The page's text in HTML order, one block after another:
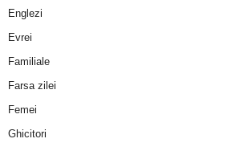
Englezi
Evrei
Familiale
Farsa zilei
Femei
Ghicitori